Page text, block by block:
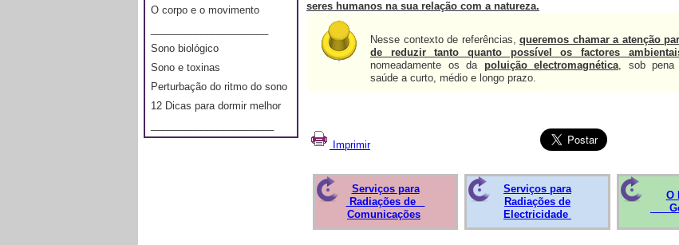
O corpo e o movimento
Sono biológico
Sono e toxinas
Perturbação do ritmo do sono
12 Dicas para dormir melhor
seres humanos na sua relação com a natureza.
Nesse contexto de referências, queremos chamar a atenção
de reduzir tanto quanto possível os factores
nomeadamente os da poluição electromagnética , sob pena
saúde a curto, médio e longo prazo.
Imprimir
Serviços para
Radiações de
Comunicações
Serviços para
Radiações de
Electricidade
O